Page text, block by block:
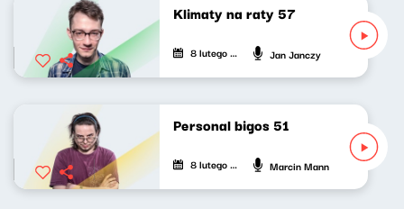
Klimaty na raty 57
8 lutego 2022 Jan Janczy
Personal bigos 51
8 lutego 2022 Marcin Mann